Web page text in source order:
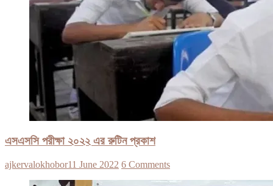
এসএসসি পরীক্ষা ২০২২ এর রুটিন প্রকাশ
ajkervalokhobor11 June 2022 6 Comments